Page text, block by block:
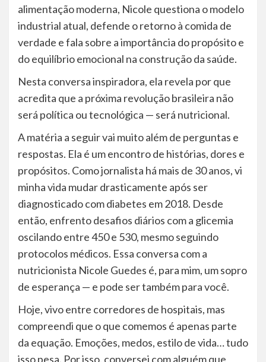
alimentação moderna, Nicole questiona o modelo
industrial atual, defende o retorno à comida de
verdade e fala sobre a importância do propósito e
do equilíbrio emocional na construção da saúde.
Nesta conversa inspiradora, ela revela por que
acredita que a próxima revolução brasileira não
será política ou tecnológica — será nutricional.
A matéria a seguir vai muito além de perguntas e
respostas. Ela é um encontro de histórias, dores e
propósitos. Como jornalista há mais de 30 anos, vi
minha vida mudar drasticamente após ser
diagnosticado com diabetes em 2018. Desde
então, enfrento desafios diários com a glicemia
oscilando entre 450 e 530, mesmo seguindo
protocolos médicos. Essa conversa com a
nutricionista Nicole Guedes é, para mim, um sopro
de esperança — e pode ser também para você.
Hoje, vivo entre corredores de hospitais, mas
compreendi que o que comemos é apenas parte
da equação. Emoções, medos, estilo de vida… tudo
isso pesa. Por isso, conversei com alguém que